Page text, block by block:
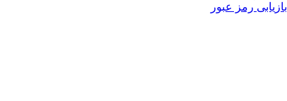
بازیابی رمز عبور